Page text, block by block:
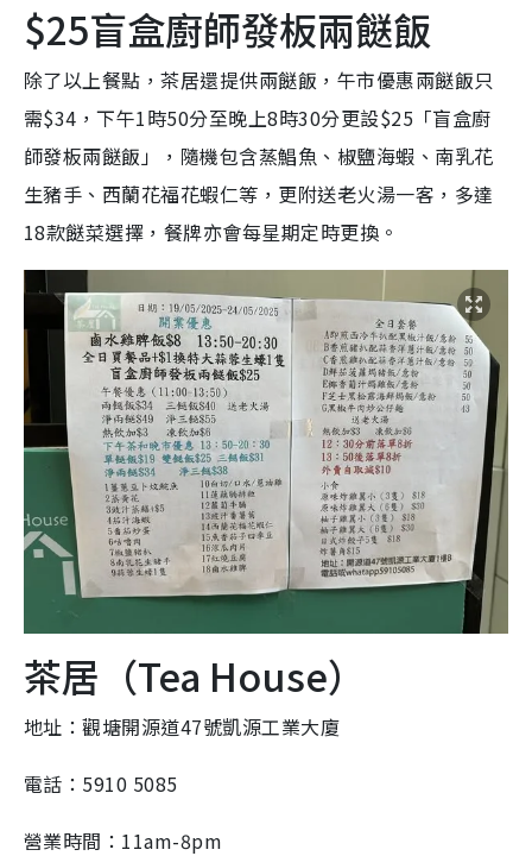
$25盲盒廚師發板兩餸飯
除了以上餐點，茶居還提供兩餸飯，午市優惠兩餸飯只
需$34，下午1時50分至晚上8時30分更設$25「盲盒廚
師發板兩餸飯」，隨機包含蒸鯧魚、椒鹽海蝦、南乳花
生豬手、西蘭花福花蝦仁等，更附送老火湯一客，多達
18款餸菜選擇，餐牌亦會每星期定時更換。
茶居（Tea House）
地址：觀塘開源道47號凱源工業大廈
電話：5910 5085
營業時間：11am-8pm